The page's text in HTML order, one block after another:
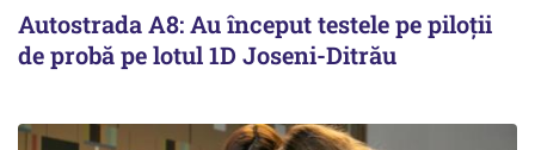
Autostrada A8: Au început testele pe piloții
de probă pe lotul 1D Joseni-Ditrău